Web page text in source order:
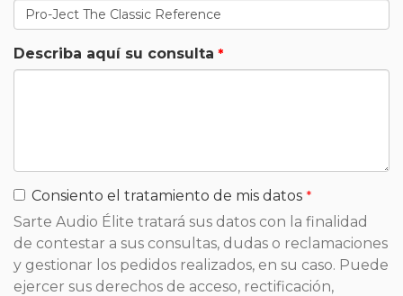
Describa aquí su consulta
Consiento el tratamiento de mis datos
Sarte Audio Élite tratará sus datos con la finalidad
de contestar a sus consultas, dudas o reclamaciones
y gestionar los pedidos realizados, en su caso. Puede
ejercer sus derechos de acceso, rectificación,